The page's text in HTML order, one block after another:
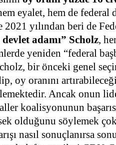
eyalet, hem de federal
2021 yılından beri de
adamı” Scholz,
yeniden “federal
bir önceki genel
oy oranını
Ancak onun
koalisyonunun
olduğunu söylemek
nasıl sonuçlanırsa